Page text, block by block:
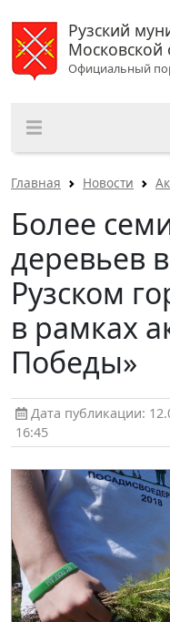
Рузский
Московской
Официальный
Главная Новости
Более
деревьев
Рузском
в рамках
Победы»
Дата публикации:
16:45